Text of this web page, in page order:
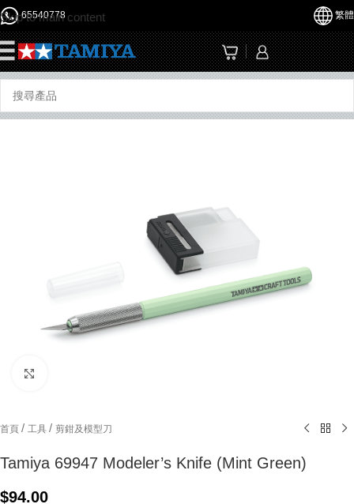
Skip to main content
65540778 繁體
首頁 / 工具 / 剪鉗及模型刀
Tamiya 69947 Modeler’s Knife (Mint Green)
$94.00